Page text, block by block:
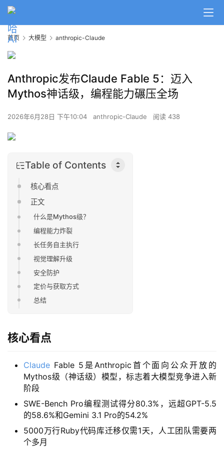
首页 大模型 anthropic-Claude
Anthropic发布Claude Fable 5：迈入
Mythos神话级，编程能力碾压全场
2026年6月28日 下午10:04 anthropic-Claude 阅读 438
Table of Contents
核心看点
正文
什么是Mythos级？
编程能力炸裂
长任务自主执行
视觉理解升级
安全防护
定价与获取方式
总结
核心看点
Claude Fable 5是Anthropic首个面向公众开放的
Mythos级（神话级）模型，标志着大模型竞争进入新
阶段
SWE-Bench Pro编程测试得分80.3%，远超GPT-5.5
的58.6%和Gemini 3.1 Pro的54.2%
5000万行Ruby代码库迁移仅需1天，人工团队需要两
个多月